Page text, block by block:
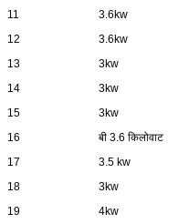
11
3.6kw
12
3.6kw
13
3kw
14
3kw
15
3kw
16
बी 3.6 किलोवाट
17
3.5 kw
18
3kw
19
4kw